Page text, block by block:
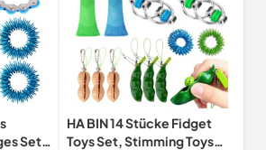
Set
HA BIN 14 Stücke Fidget
Toys Set, Stimming Toys